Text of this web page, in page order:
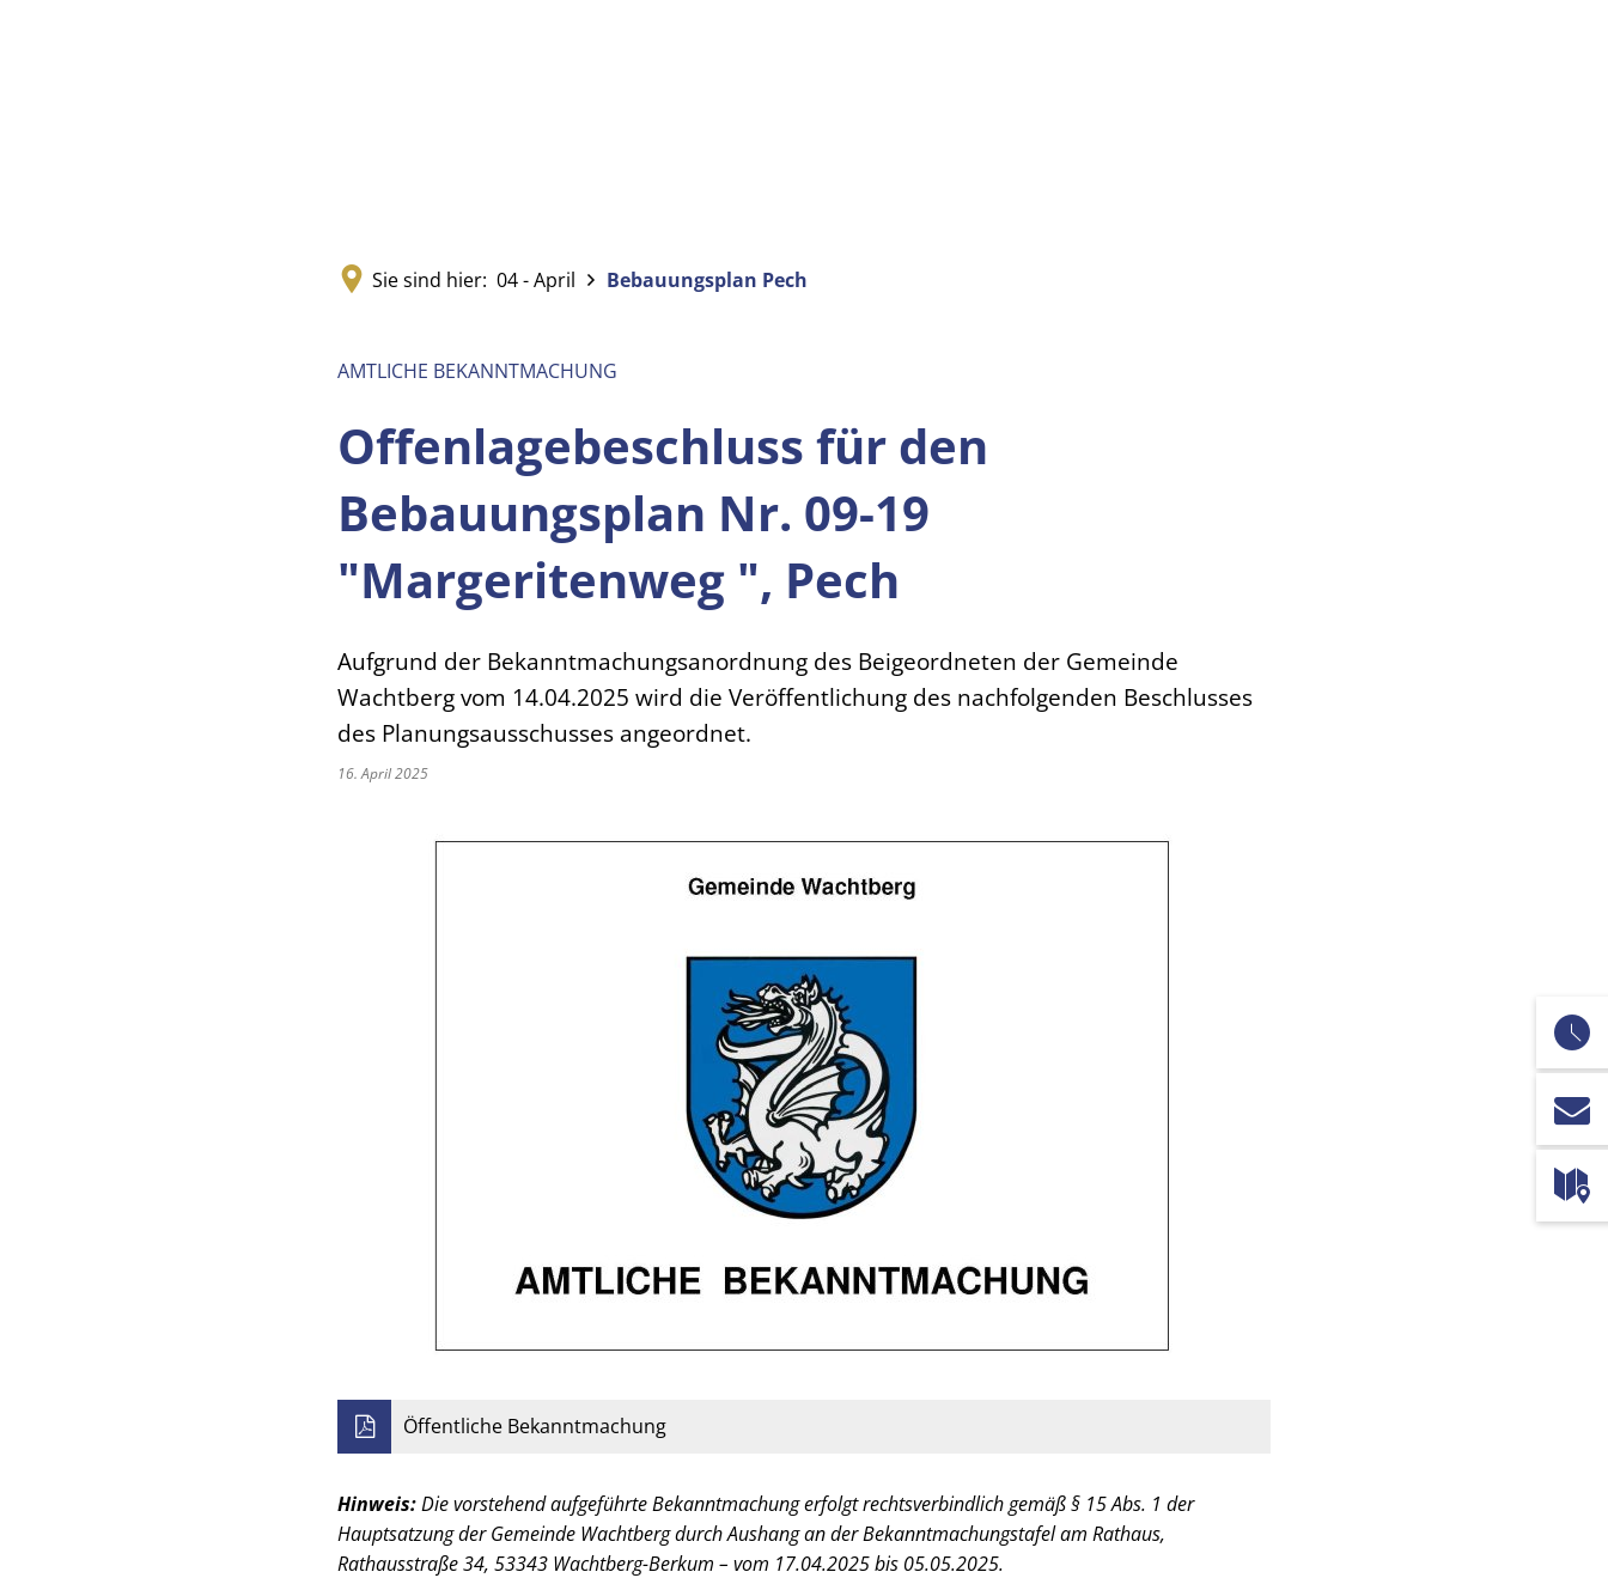
Sie sind hier: 04 - April Bebauungsplan Pech
AMTLICHE BEKANNTMACHUNG
Offenlagebeschluss für den
Bebauungsplan Nr. 09-19
"Margeritenweg ", Pech
Aufgrund der Bekanntmachungsanordnung des Beigeordneten der Gemeinde
Wachtberg vom 14.04.2025 wird die Veröffentlichung des nachfolgenden Beschlusses
des Planungsausschusses angeordnet.
16. April 2025
Öffentliche Bekanntmachung
Hinweis:Die vorstehend aufgeführte Bekanntmachung erfolgt rechtsverbindlich gemäß § 15 Abs. 1 der
Hauptsatzung der Gemeinde Wachtberg durch Aushang an der Bekanntmachungstafel am Rathaus,
Rathausstraße 34, 53343 Wachtberg-Berkum – vom 17.04.2025 bis 05.05.2025.